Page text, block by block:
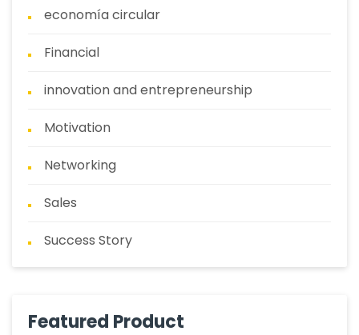
economía circular
Financial
innovation and entrepreneurship
Motivation
Networking
Sales
Success Story
Featured Product